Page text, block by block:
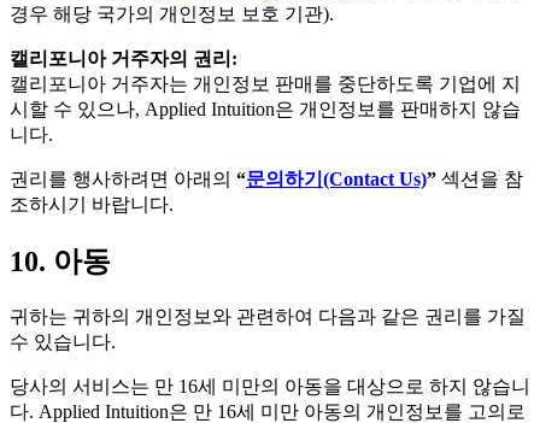
경우 해당 국가의 개인정보 보호 기관).
캘리포니아 거주자의 권리:
캘리포니아 거주자는 개인정보 판매를 중단하도록 기업에 지
시할 수 있으나, Applied Intuition은 개인정보를 판매하지 않습
니다.
권리를 행사하려면 아래의 “문의하기(Contact Us)” 섹션을 참
조하시기 바랍니다.
10. 아동
귀하는 귀하의 개인정보와 관련하여 다음과 같은 권리를 가질
수 있습니다.
당사의 서비스는 만 16세 미만의 아동을 대상으로 하지 않습니
다. Applied Intuition은 만 16세 미만 아동의 개인정보를 고의로